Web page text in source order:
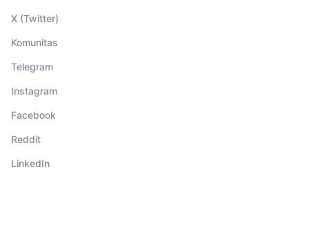
X (Twitter)
Komunitas
Telegram
Instagram
Facebook
Reddit
LinkedIn